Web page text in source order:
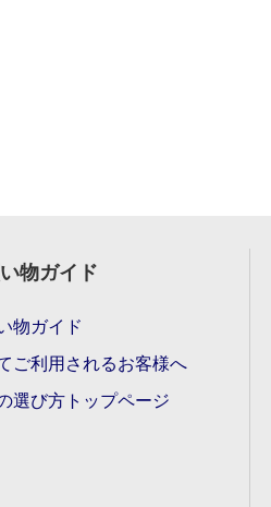
物ガイド
物ガイド
ご利用されるお客様へ
選び方トップページ